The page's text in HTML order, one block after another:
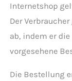
Internetshop
Der
ab, indem er
vorgesehene
Die Bestellung